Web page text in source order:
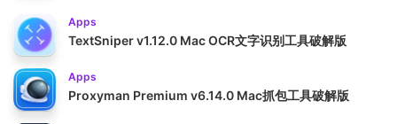
Apps
TextSniper v1.12.0 Mac OCR文字识别工具破解版
Apps
Proxyman Premium v6.14.0 Mac抓包工具破解版